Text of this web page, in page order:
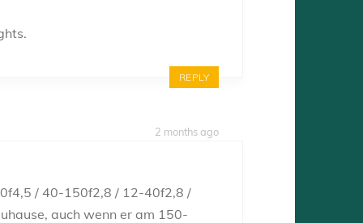
REPLY
2 months ago
/ 40-150f2,8 / 12-40f2,8 /
auch wenn er am 150-